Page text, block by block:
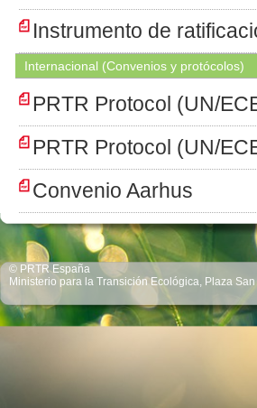
Instrumento de
Internacional (Convenios y protócolos)
PRTR Protocol (UN/
PRTR Protocol (UN/
Convenio Aarhus
© PRTR España
Ministerio para la Transición Ecológica, Plaza